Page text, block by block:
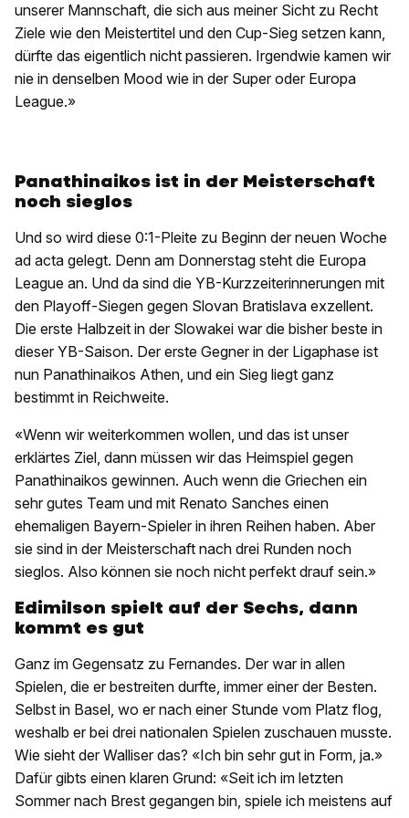
unserer Mannschaft, die sich aus meiner Sicht zu Recht
Ziele wie den Meistertitel und den Cup-Sieg setzen kann,
dürfte das eigentlich nicht passieren. Irgendwie kamen wir
nie in denselben Mood wie in der Super oder Europa
League.»
Panathinaikos ist in der Meisterschaft
noch sieglos
Und so wird diese 0:1-Pleite zu Beginn der neuen Woche
ad acta gelegt. Denn am Donnerstag steht die Europa
League an. Und da sind die YB-Kurzzeiterinnerungen mit
den Playoff-Siegen gegen Slovan Bratislava exzellent.
Die erste Halbzeit in der Slowakei war die bisher beste in
dieser YB-Saison. Der erste Gegner in der Ligaphase ist
nun Panathinaikos Athen, und ein Sieg liegt ganz
bestimmt in Reichweite.
«Wenn wir weiterkommen wollen, und das ist unser
erklärtes Ziel, dann müssen wir das Heimspiel gegen
Panathinaikos gewinnen. Auch wenn die Griechen ein
sehr gutes Team und mit Renato Sanches einen
ehemaligen Bayern-Spieler in ihren Reihen haben. Aber
sie sind in der Meisterschaft nach drei Runden noch
sieglos. Also können sie noch nicht perfekt drauf sein.»
Edimilson spielt auf der Sechs, dann
kommt es gut
Ganz im Gegensatz zu Fernandes. Der war in allen
Spielen, die er bestreiten durfte, immer einer der Besten.
Selbst in Basel, wo er nach einer Stunde vom Platz flog,
weshalb er bei drei nationalen Spielen zuschauen musste.
Wie sieht der Walliser das? «Ich bin sehr gut in Form, ja.»
Dafür gibts einen klaren Grund: «Seit ich im letzten
Sommer nach Brest gegangen bin, spiele ich meistens auf